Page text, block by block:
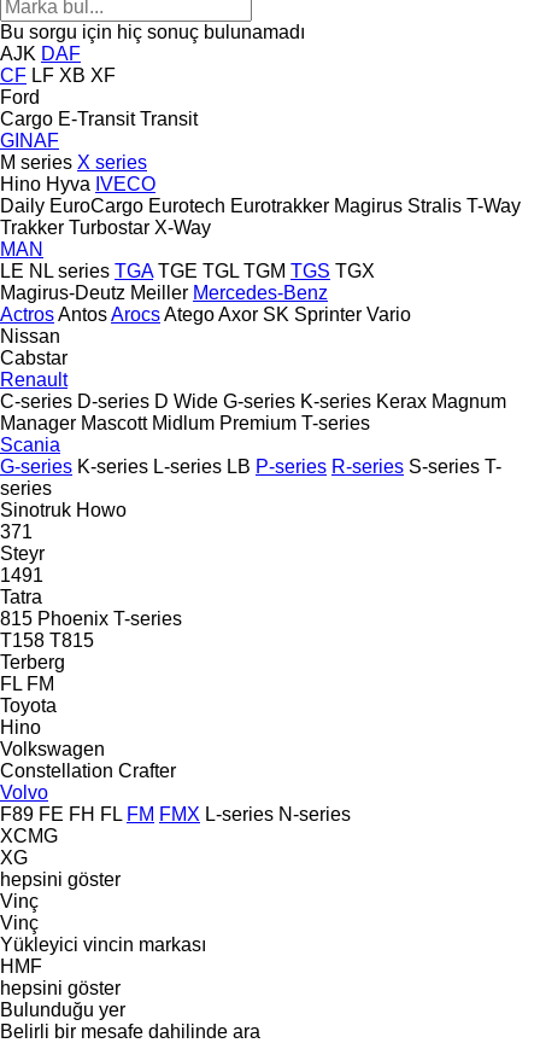
Bu sorgu için hiç sonuç bulunamadı
AJK DAF
CF LF XB XF
Ford
Cargo E-Transit Transit
GINAF
M series X series
Hino Hyva IVECO
Daily EuroCargo Eurotech Eurotrakker Magirus Stralis T-Way
Trakker Turbostar X-Way
MAN
LE NL series TGA TGE TGL TGM TGS TGX
Magirus-Deutz Meiller Mercedes-Benz
ActrosAntosArocsAtegoAxor SK Sprinter Vario
Nissan
Cabstar
Renault
C-series D-series D Wide G-series K-series Kerax Magnum
Manager Mascott Midlum Premium T-series
Scania
G-series K-series L-series LB P-series R-series S-series T-
series
Sinotruk Howo
371
Steyr
1491
Tatra
815 Phoenix T-series
T158 T815
Terberg
FL FM
Toyota
Hino
Volkswagen
Constellation Crafter
Volvo
F89 FE FH FL FM FMX L-series N-series
XCMG
XG
hepsini göster
Vinç
Vinç
Yükleyici vincin markası
HMF
hepsini göster
Bulunduğu yer
Belirli bir mesafe dahilinde ara